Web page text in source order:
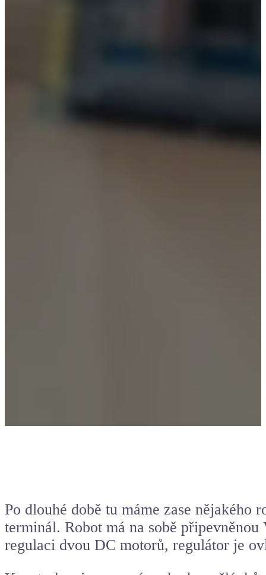
Po dlouhé době tu máme zase
terminál. Robot má na sobě
regulaci dvou DC motorů, regulátor je